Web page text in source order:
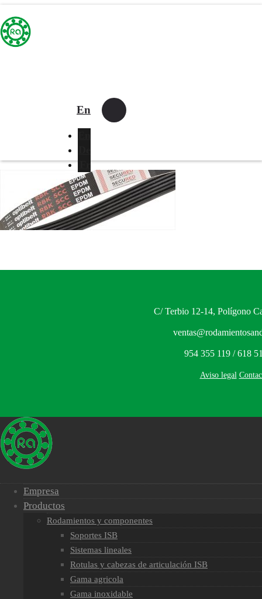
En
C/ Terbio 12-14, Polígono
954 355 119 / 618
Aviso legal
Empresa
Productos
Rodamientos y componentes
Soportes ISB
Sistemas lineales
Rotulas y cabezas de articulación ISB
Gama agricola
Gama inoxidable